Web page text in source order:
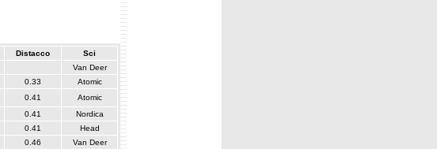
Distacco
Sci
Van Deer
0.33
Atomic
0.41
Atomic
0.41
Nordica
0.41
Head
0.46
Van Deer